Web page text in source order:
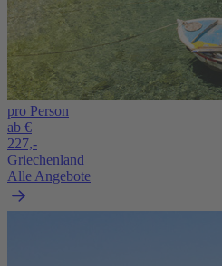
pro Person
ab €
227,-
Griechenland
Alle Angebote